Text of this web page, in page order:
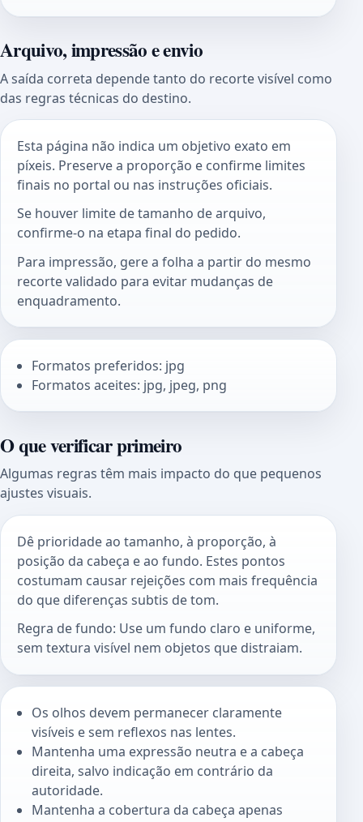
Arquivo, impressão e envio
A saída correta depende tanto do recorte visível como
das regras técnicas do destino.
Esta página não indica um objetivo exato em
píxeis. Preserve a proporção e confirme limites
finais no portal ou nas instruções oficiais.
Se houver limite de tamanho de arquivo,
confirme-o na etapa final do pedido.
Para impressão, gere a folha a partir do mesmo
recorte validado para evitar mudanças de
enquadramento.
Formatos preferidos: jpg
Formatos aceites: jpg, jpeg, png
O que verificar primeiro
Algumas regras têm mais impacto do que pequenos
ajustes visuais.
Dê prioridade ao tamanho, à proporção, à
posição da cabeça e ao fundo. Estes pontos
costumam causar rejeições com mais frequência
do que diferenças subtis de tom.
Regra de fundo: Use um fundo claro e uniforme,
sem textura visível nem objetos que distraiam.
Os olhos devem permanecer claramente
visíveis e sem reflexos nas lentes.
Mantenha uma expressão neutra e a cabeça
direita, salvo indicação em contrário da
autoridade.
Mantenha a cobertura da cabeça apenas